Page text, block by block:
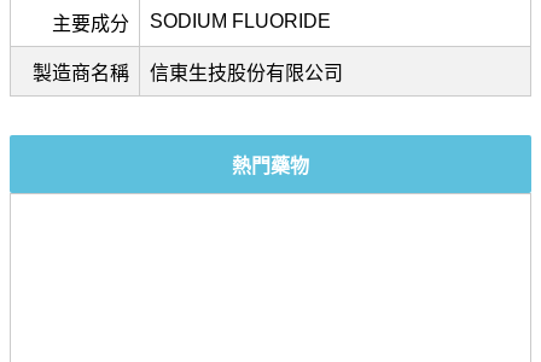
主要成分 SODIUM FLUORIDE
製造商名稱 信東生技股份有限公司
熱門藥物